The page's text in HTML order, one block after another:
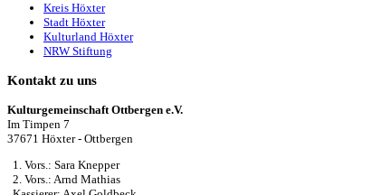
Kreis Höxter
Stadt Höxter
Kulturland Höxter
NRW Stiftung
Kontakt zu uns
Kulturgemeinschaft Ottbergen e.V.
Im Timpen 7
37671 Höxter - Ottbergen
1. Vors.: Sara Knepper
2. Vors.: Arnd Mathias